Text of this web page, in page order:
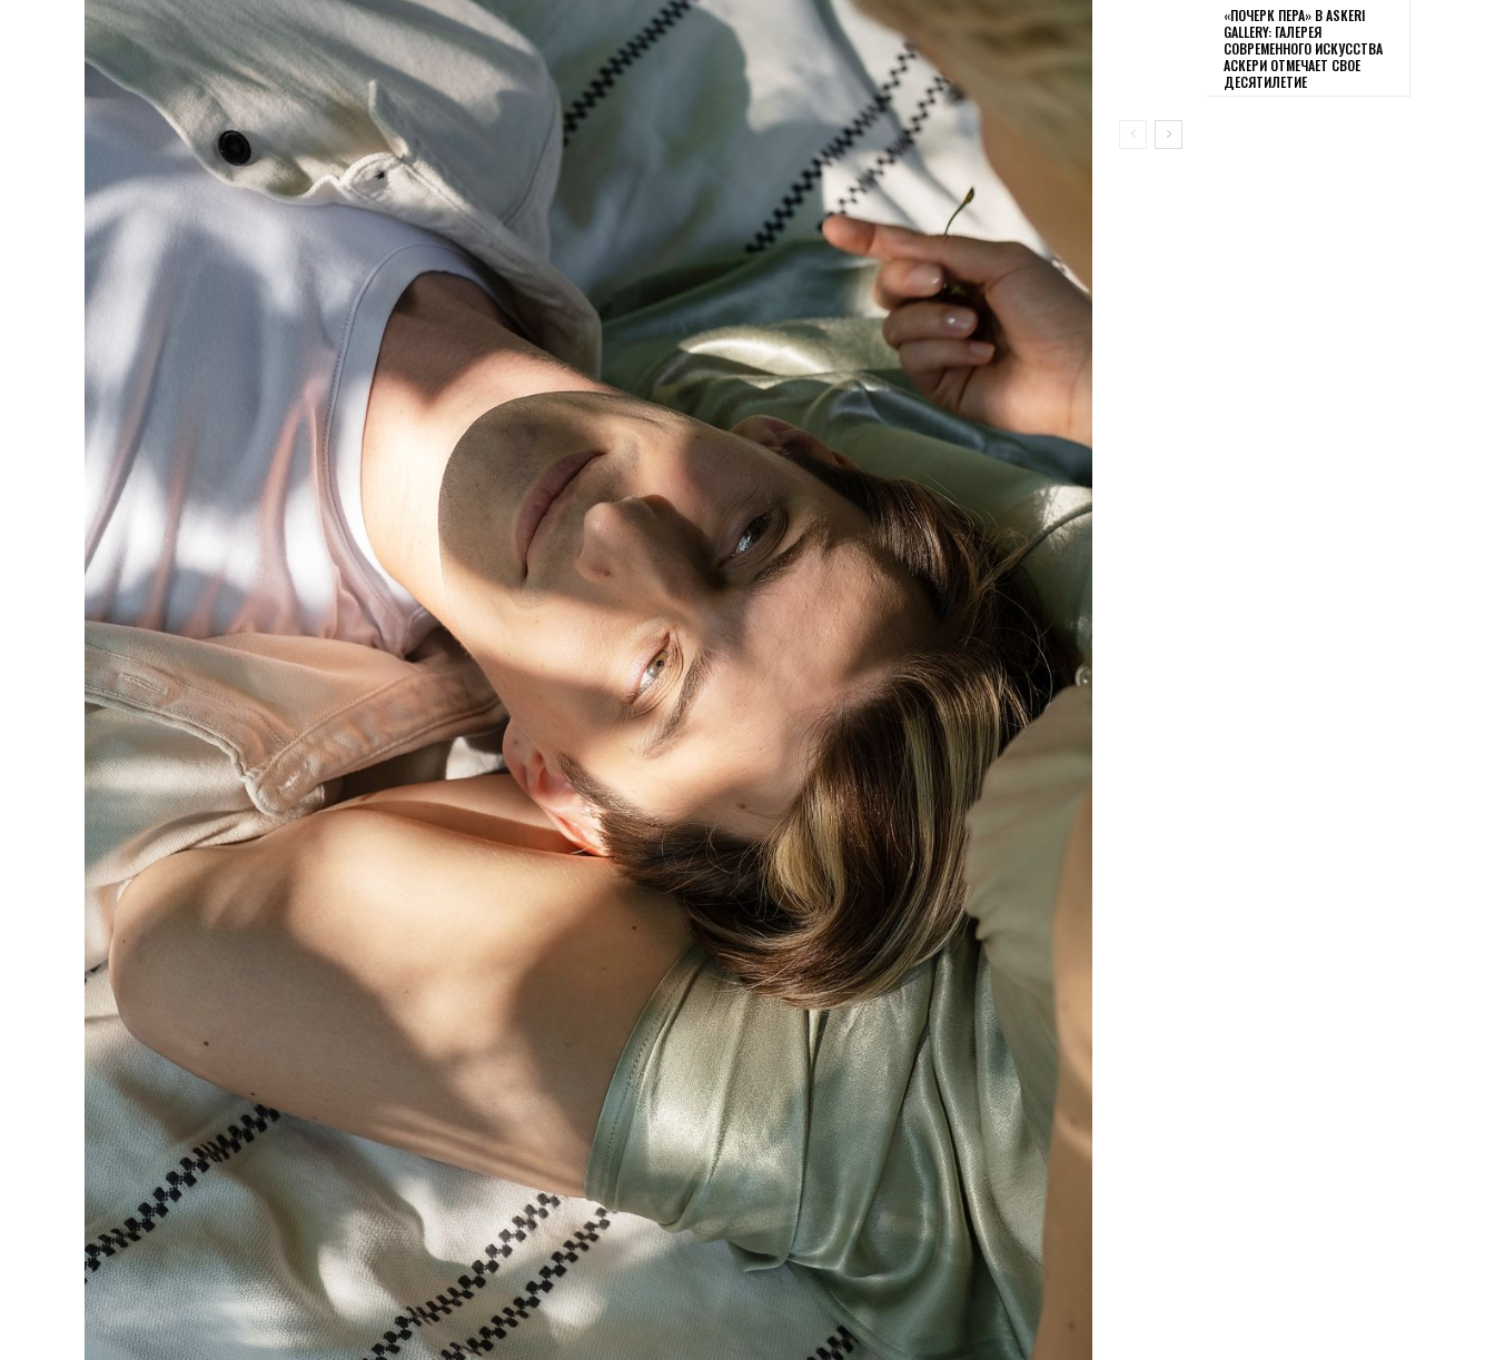
«ПОЧЕРК ПЕРА» В ASKERI
GALLERY: ГАЛЕРЕЯ
СОВРЕМЕННОГО ИСКУССТВА
АСКЕРИ ОТМЕЧАЕТ СВОЕ
ДЕСЯТИЛЕТИЕ